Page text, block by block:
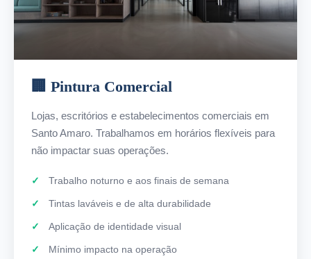
🏢 Pintura Comercial
Lojas, escritórios e estabelecimentos comerciais em
Santo Amaro. Trabalhamos em horários flexíveis para
não impactar suas operações.
Trabalho noturno e aos finais de semana
Tintas laváveis e de alta durabilidade
Aplicação de identidade visual
Mínimo impacto na operação